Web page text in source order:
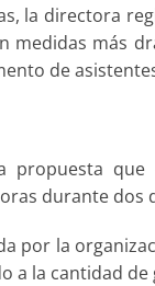
la directora
medidas más
de
propuesta
durante
por la
a la cantidad